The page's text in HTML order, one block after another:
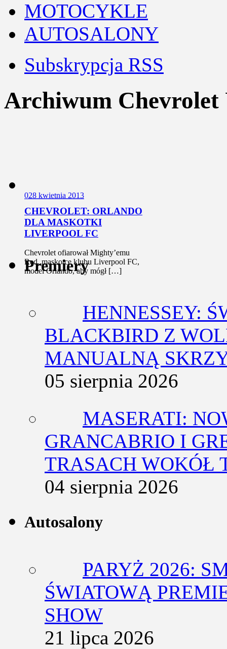
MOTOCYKLE
AUTOSALONY
Subskrypcja RSS
Archiwum
028 kwietnia 2013
CHEVROLET: ORLANDO
DLA MASKOTKI
LIVERPOOL FC
Chevrolet ofiarował Mighty’emu
Red, maskotce klubu Liverpool FC,
model Orlando, aby mógł […]
Premiery
HENNESSEY:
BLACKBIRD Z
MANUALNĄ
05 sierpnia 2026
MASERATI:
GRANCABRIO I
TRASACH WOKÓŁ
04 sierpnia 2026
Autosalony
PARYŻ 2026:
ŚWIATOWĄ
SHOW
21 lipca 2026